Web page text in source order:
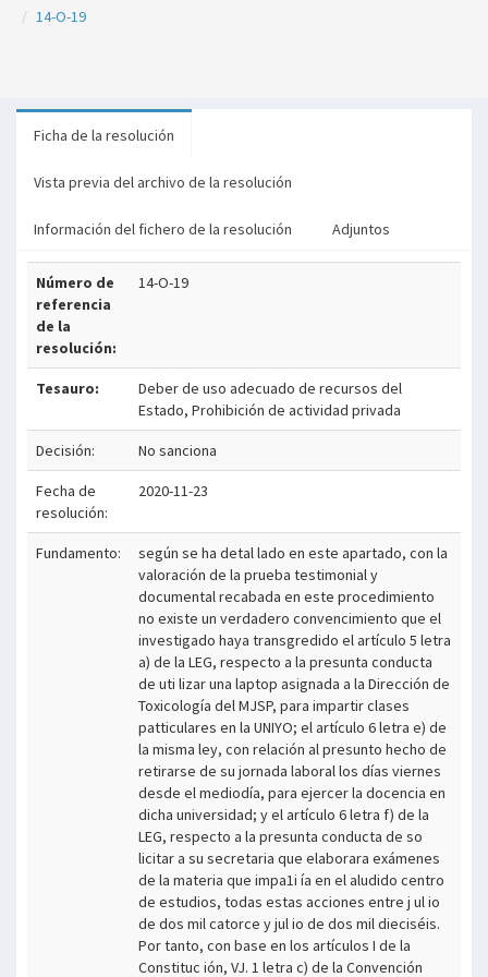
14-O-19
Ficha de la resolución
Vista previa del archivo de la resolución
Información del fichero de la resolución Adjuntos
Número de
referencia
de la
resolución:
14-O-19
Tesauro:
Deber de uso adecuado de recursos del
Estado, Prohibición de actividad privada
Decisión: No sanciona
Fecha de
resolución:
2020-11-23
Fundamento:
según se ha detal lado en este apartado, con la
valoración de la prueba testimonial y
documental recabada en este procedimiento
no existe un verdadero convencimiento que el
investigado haya transgredido el artículo 5 letra
a) de la LEG, respecto a la presunta conducta
de uti lizar una laptop asignada a la Dirección de
Toxicología del MJSP, para impartir clases
patticulares en la UNIYO; el artículo 6 letra e) de
la misma ley, con relación al presunto hecho de
retirarse de su jornada laboral los días viernes
desde el mediodía, para ejercer la docencia en
dicha universidad; y el artículo 6 letra f) de la
LEG, respecto a la presunta conducta de so
licitar a su secretaria que elaborara exámenes
de la materia que impa1i ía en el aludido centro
de estudios, todas estas acciones entre j ul io
de dos mil catorce y jul io de dos mil dieciséis.
Por tanto, con base en los artículos I de la
Constituc ión, VJ. 1 letra c) de la Convención